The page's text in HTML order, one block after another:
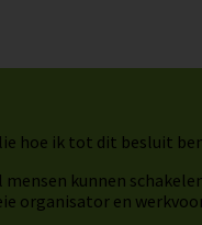
hoe ik tot dit besluit
kunnen
organisator en